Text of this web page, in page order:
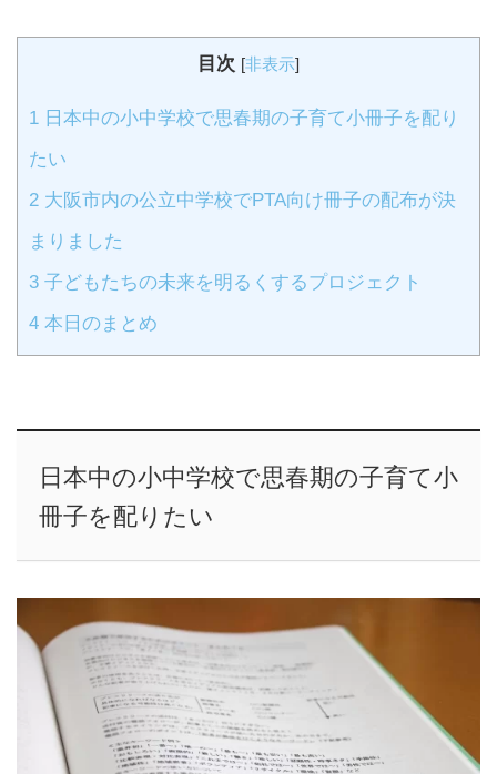
目次 [非表示]
1 日本中の小中学校で思春期の子育て小冊子を配り
たい
2 大阪市内の公立中学校でPTA向け冊子の配布が決
まりました
3 子どもたちの未来を明るくするプロジェクト
4 本日のまとめ
日本中の小中学校で思春期の子育て小
冊子を配りたい